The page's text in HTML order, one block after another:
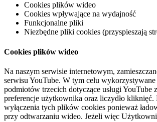
Cookies plików wideo
Cookies wpływające na wydajność
Funkcjonalne pliki
Niezbędne pliki cookies (przyspieszają
Cookies plików wideo
Na naszym serwisie internetowym,
serwisu YouTube. W tym celu
podmiotów trzecich dotyczące usługi YouTube
preferencje użytkownika oraz liczydło
wyłączenia tych plików cookies ponieważ
przy odtwarzaniu wideo. Jeżeli więc